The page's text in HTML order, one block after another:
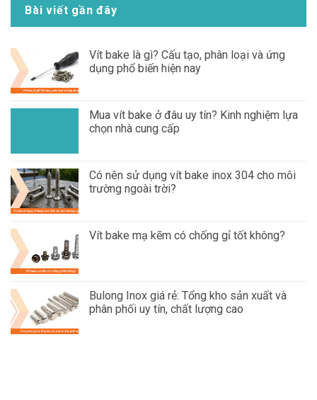
Bài viết gần đây
Vít bake là gì? Cấu tạo, phân loại và ứng
dụng phổ biến hiện nay
Mua vít bake ở đâu uy tín? Kinh nghiệm lựa
chọn nhà cung cấp
Có nên sử dụng vít bake inox 304 cho môi
trường ngoài trời?
Vít bake mạ kẽm có chống gỉ tốt không?
Bulong Inox giá rẻ: Tổng kho sản xuất và
phân phối uy tín, chất lượng cao